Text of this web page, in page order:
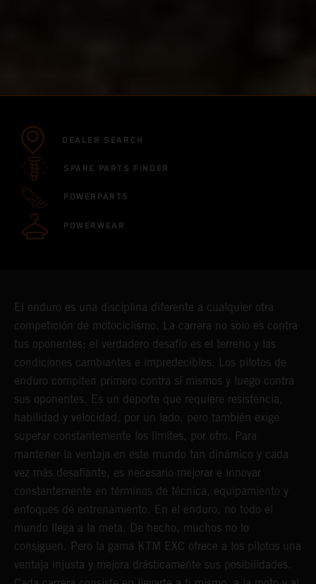
DEALER SEARCH
SPARE PARTS FINDER
POWERPARTS
POWERWEAR
El enduro es una disciplina diferente a cualquier otra
competición de motociclismo. La carrera no solo es contra
tus oponentes; el verdadero desafío es el terreno y las
condiciones cambiantes e impredecibles. Los pilotos de
enduro compiten primero contra sí mismos y luego contra
sus oponentes. Es un deporte que requiere resistencia,
habilidad y velocidad, por un lado, pero también exige
superar constantemente los límites, por otro. Para
mantener la ventaja en este mundo tan dinámico y cada
vez más desafiante, es necesario mejorar e innovar
constantemente en términos de técnica, equipamiento y
enfoques de entrenamiento. En el enduro, no todo el
mundo llega a la meta. De hecho, muchos no lo
consiguen. Pero la gama KTM EXC ofrece a los pilotos una
ventaja injusta y mejora drásticamente sus posibilidades.